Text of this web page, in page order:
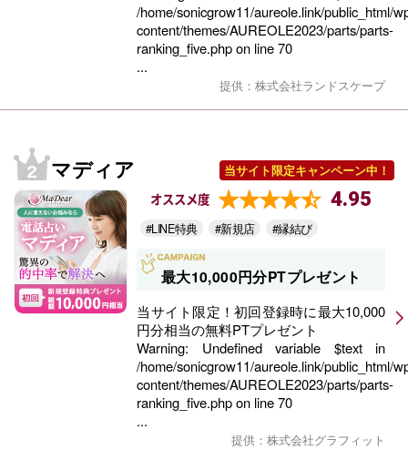
/home/sonicgrow11/aureole.link/public_html/
content/themes/AUREOLE2023/parts/parts-
ranking_five.phpon line70
...
提供：株式会社ランドスケープ
マディア 当サイト限定キャンペーン中！
オススメ度 4.95
#LINE特典 #新規店 #縁結び
最大10,000円分PTプレゼント
当サイト限定！初回登録時に最大10,000
円分相当の無料PTプレゼント
Warning: Undefined variable $text in
/home/sonicgrow11/aureole.link/public_html/
content/themes/AUREOLE2023/parts/parts-
ranking_five.phpon line70
...
提供：株式会社グラフィット